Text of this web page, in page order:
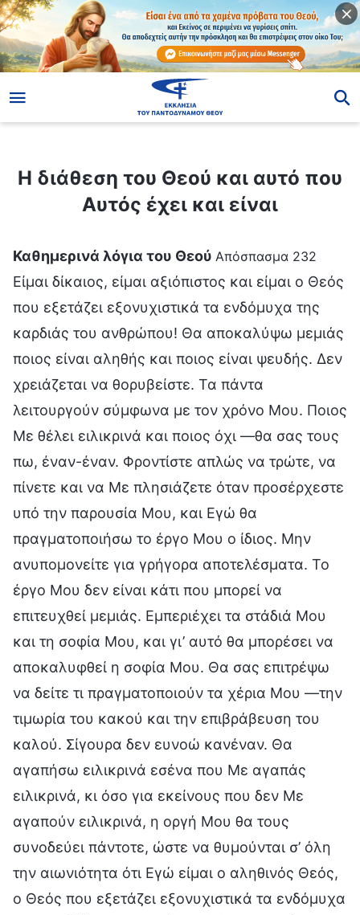
Η διάθεση του Θεού και αυτό που Αυτός έχει και είναι
Η διάθεση του Θεού και αυτό που
Αυτός έχει και είναι
Καθημερινά λόγια του Θεού Απόσπασμα 232
Είμαι δίκαιος, είμαι αξιόπιστος και είμαι ο Θεός
που εξετάζει εξονυχιστικά τα ενδόμυχα της
καρδιάς του ανθρώπου! Θα αποκαλύψω μεμιάς
ποιος είναι αληθής και ποιος είναι ψευδής. Δεν
χρειάζεται να θορυβείστε. Τα πάντα
λειτουργούν σύμφωνα με τον χρόνο Μου. Ποιος
Με θέλει ειλικρινά και ποιος όχι —θα σας τους
πω, έναν-έναν. Φροντίστε απλώς να τρώτε, να
πίνετε και να Με πλησιάζετε όταν προσέρχεστε
υπό την παρουσία Μου, και Εγώ θα
πραγματοποιήσω το έργο Μου ο ίδιος. Μην
ανυπομονείτε για γρήγορα αποτελέσματα. Το
έργο Μου δεν είναι κάτι που μπορεί να
επιτευχθεί μεμιάς. Εμπεριέχει τα στάδιά Μου
και τη σοφία Μου, και γι’ αυτό θα μπορέσει να
αποκαλυφθεί η σοφία Μου. Θα σας επιτρέψω
να δείτε τι πραγματοποιούν τα χέρια Μου —την
τιμωρία του κακού και την επιβράβευση του
καλού. Σίγουρα δεν ευνοώ κανέναν. Θα
αγαπήσω ειλικρινά εσένα που Με αγαπάς
ειλικρινά, κι όσο για εκείνους που δεν Με
αγαπούν ειλικρινά, η οργή Μου θα τους
συνοδεύει πάντοτε, ώστε να θυμούνται σ’ όλη
την αιωνιότητα ότι Εγώ είμαι ο αληθινός Θεός,
ο Θεός που εξετάζει εξονυχιστικά τα ενδόμυχα